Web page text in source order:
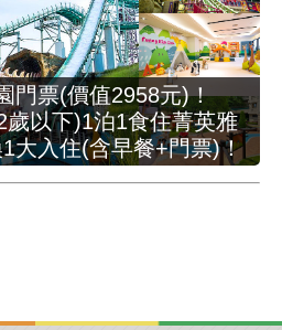
門票(價值2958元)！
以下)1泊1食住菁英雅
大入住(含早餐+門票)！